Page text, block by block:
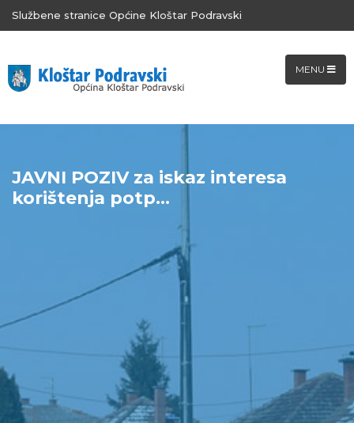
Službene stranice Općine Kloštar Podravski
MENU
JAVNI POZIV za iskaz interesa
korištenja potp...